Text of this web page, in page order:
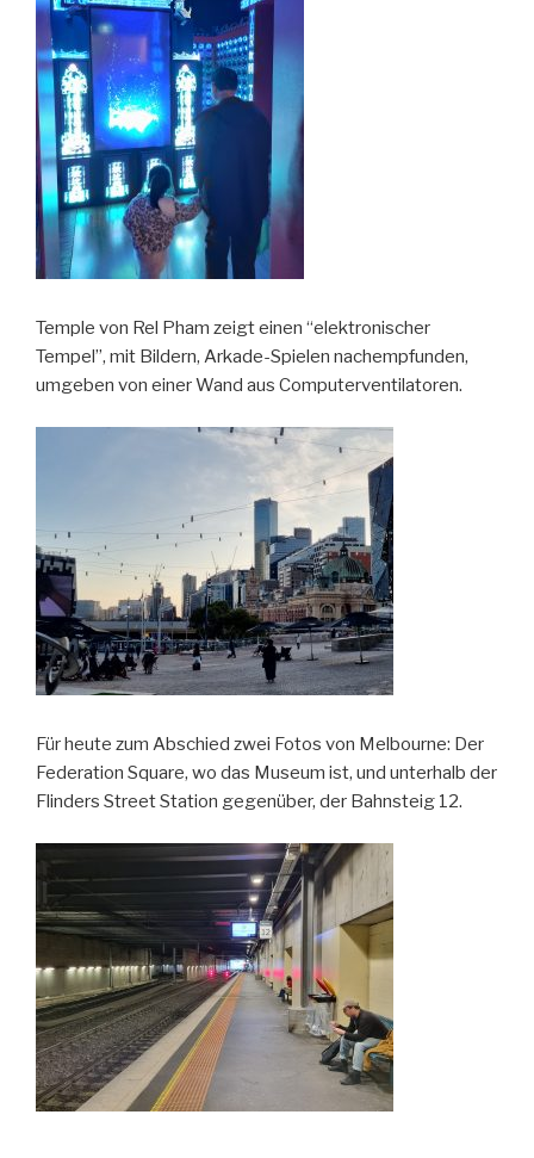
Temple von Rel Pham zeigt einen “elektronischer
Tempel”, mit Bildern, Arkade-Spielen nachempfunden,
umgeben von einer Wand aus Computerventilatoren.
Für heute zum Abschied zwei Fotos von Melbourne: Der
Federation Square, wo das Museum ist, und unterhalb der
Flinders Street Station gegenüber, der Bahnsteig 12.